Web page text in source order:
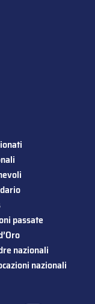
passate
nazionali
nazionali